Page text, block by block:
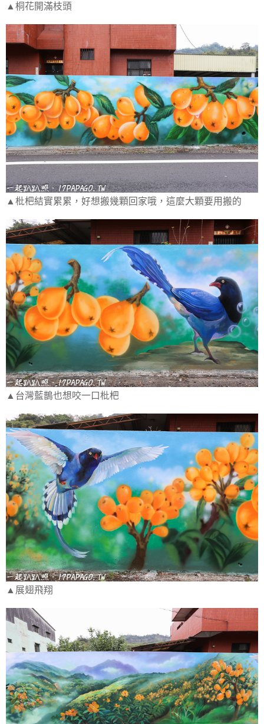
▲桐花開滿枝頭
▲枇杷結實累累，好想搬幾顆回家哦，這麼大顆要用搬的
▲台灣藍鵲也想咬一口枇杷
▲展翅飛翔